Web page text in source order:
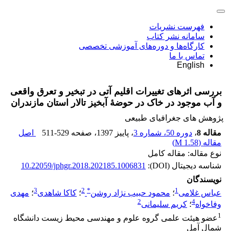
فهرست نشریات
سامانه نشر کتاب
کارگاه‌ها و دوره‌های آموزشی تخصصی
تماس با ما
English
بررسی اثرهای تغییرات اقلیم آتی در تبخیر و تعرق واقعی
و آب موجود در خاک در حوضۀ آبخیز تالار استان مازندران
پژوهش های جغرافیای طبیعی
مقاله 8
، دوره 50، شماره 3 ، پاییز 1397 ، صفحه 511-529
اصل
مقاله (1.58 M
)
نوع مقاله: مقاله کامل
شناسه دیجیتال (DOI):
10.22059/jphgr.2018.202185.1006831
نویسندگان
عباس غلامی1؛ محمود حبیب نژاد روشن*
2؛ کاکا شاهدی3؛ مهدی
وفاخواه4؛ کریم سلیمانی2
1 عضو هیئت‏ علمی گروه علوم و مهندسی محیط زیست دانشگاه
شمال آمل